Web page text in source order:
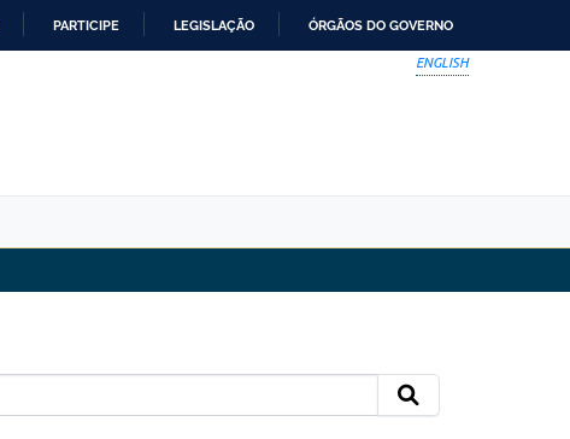
PARTICIPE LEGISLAÇÃO ÓRGÃOS DO GOVERNO
ENGLISH